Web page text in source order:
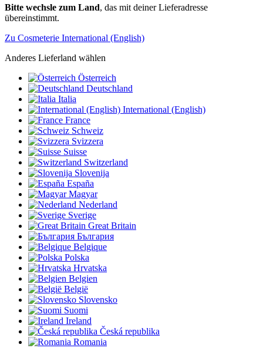
Bitte wechsle zum Land, das mit deiner Lieferadresse
übereinstimmt.
Zu Cosmeterie International (English)
Anderes Lieferland wählen
Österreich
Deutschland
Italia
International (English)
France
Schweiz
Svizzera
Suisse
Switzerland
Slovenija
España
Magyar
Nederland
Sverige
Great Britain
България
Belgique
Polska
Hrvatska
Belgien
België
Slovensko
Suomi
Ireland
Česká republika
Romania